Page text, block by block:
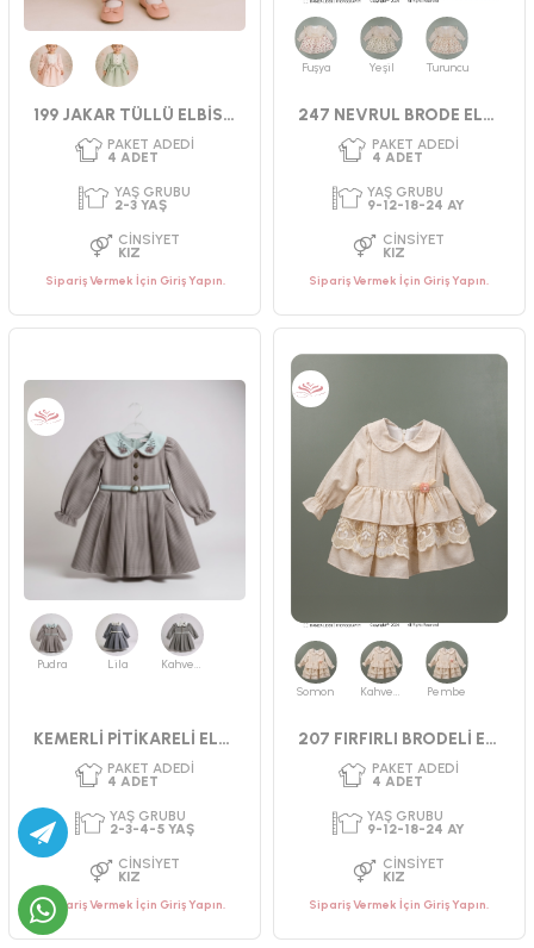
PAKET ADEDI
4ADET
YAŞ GRUBU
2-3-4-5 YAŞ
CINSIYET
PAKET ADEDI
4ADET
9-12-18-24 AY
CINSIYET
KIZ
199 JAKAR TÜLLÜ ELBİSE 2-3 YAŞ
Sipariş Vermek İçin Giriş Yapın.
Fuşya Yeşil Turuncu
247 NEVRUL BRODE ELBİSE 9-24 AY
Sipariş Vermek İçin Giriş Yapın.
Pudra Lila Kahverengi
KEMERLİ PİTİKARELİ ELBİSE 2-5 YAŞ
Sipariş Vermek İçin Giriş Yapın.
Somon Kahverengi Pembe
207 FIRFIRLI BRODELİ ELBİSE
Sipariş Vermek İçin Giriş Yapın.